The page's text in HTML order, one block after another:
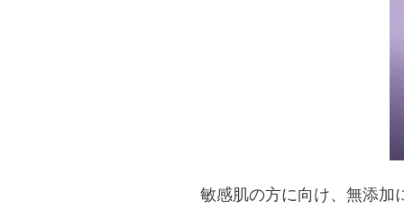
敏感肌の方に向け、無添加